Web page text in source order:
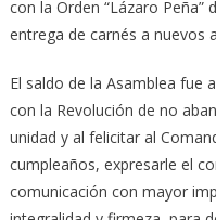
con la Orden “Lázaro Peña”
entrega de carnés a nuevos
El saldo de la Asamblea fue
con la Revolución de no
unidad y al felicitar al
cumpleaños, expresarle el
comunicación con mayor